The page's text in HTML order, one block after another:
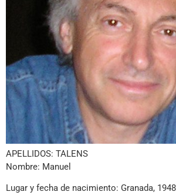
APELLIDOS: TALENS
Nombre: Manuel
Lugar y fecha de nacimiento: Granada,